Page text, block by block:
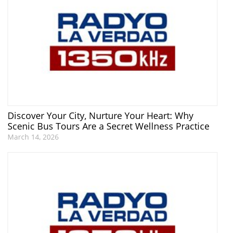
Discover Your City, Nurture Your Heart: Why
Scenic Bus Tours Are a Secret Wellness Practice
March 14, 2026